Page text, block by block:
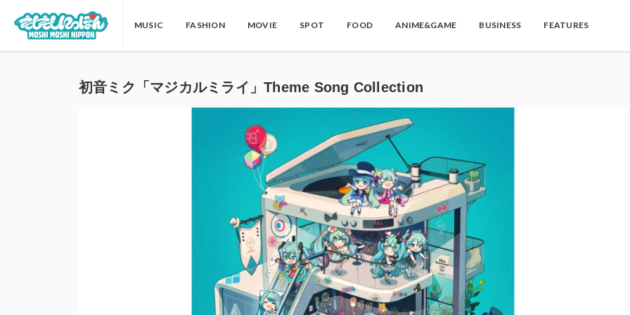
MUSIC FASHION MOVIE SPOT FOOD ANIME&GAME BUSINESS FEATURES
初音ミク「マジカルミライ」Theme Song Collection